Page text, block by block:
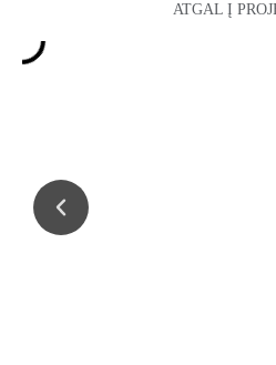
ATGAL Į